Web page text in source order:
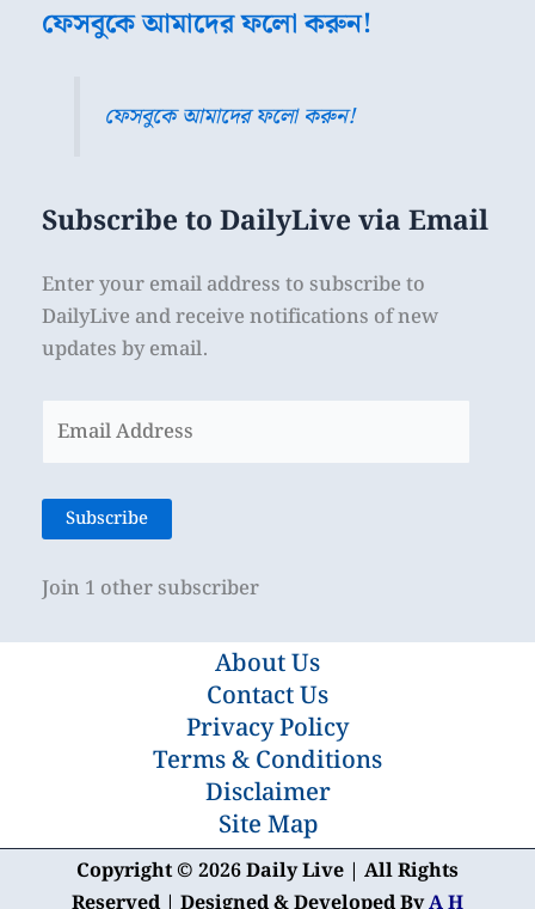
ফেসবুকে আমাদের ফলো করুন!
ফেসবুকে আমাদের ফলো করুন!
Subscribe to DailyLive via Email
Enter your email address to subscribe to
DailyLive and receive notifications of new
updates by email.
Address
Subscribe
Join 1 other subscriber
About Us
Contact Us
Privacy Policy
Terms & Conditions
Disclaimer
Site Map
Copyright © 2026 Daily Live | All Rights